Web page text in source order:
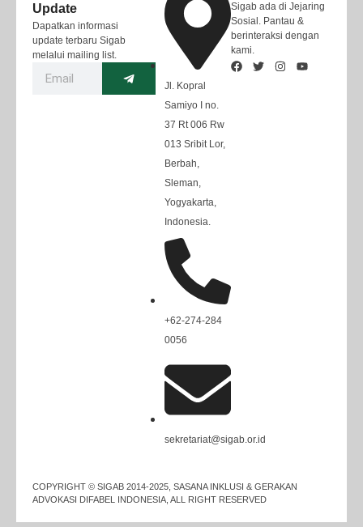
Update
Dapatkan informasi
update terbaru Sigab
melalui mailing list.
Jl. Kopral
Samiyo I no.
37 Rt 006 Rw
013 Sribit Lor,
Berbah,
Sleman,
Yogyakarta,
Indonesia.
+62-274-284
0056
sekretariat@sigab.or.id
Sigab ada di Jejaring
Sosial. Pantau &
berinteraksi dengan
kami.
COPYRIGHT © SIGAB 2014-2025, SASANA INKLUSI & GERAKAN
ADVOKASI DIFABEL INDONESIA, ALL RIGHT RESERVED